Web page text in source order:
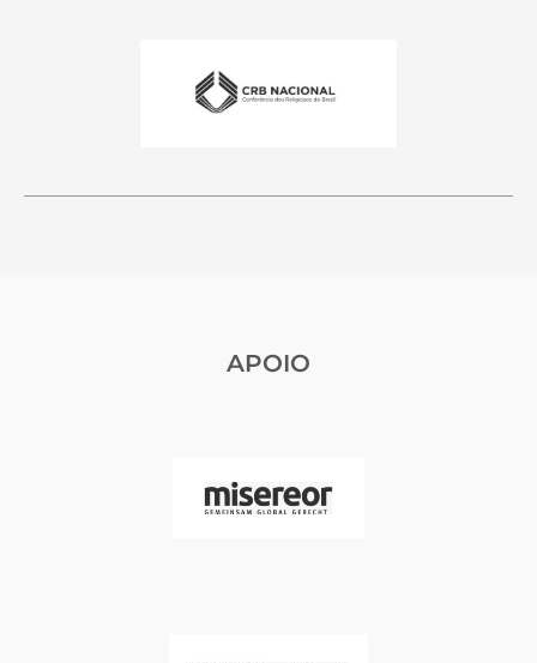
APOIO